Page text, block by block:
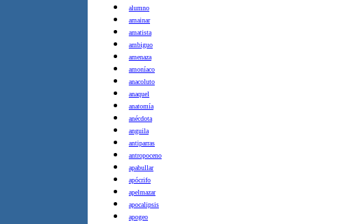
alumno
amainar
amatista
ambiguo
amenaza
amoníaco
anacoluto
anaquel
anatomía
anécdota
anguila
antiparras
antropoceno
apabullar
apócrifo
apelmazar
apocalipsis
apogeo